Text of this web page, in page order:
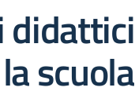
didattici
scuola